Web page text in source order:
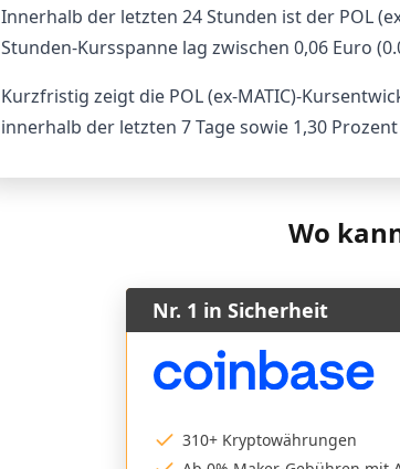
Innerhalb der letzten 24 Stunden ist der POL
Stunden-Kursspanne lag zwischen 0,06 Euro
Kurzfristig zeigt die POL (ex-MATIC)-
innerhalb der letzten 7 Tage sowie 1,30
Wo
Nr. 1 in Sicherheit
310+ Kryptowährungen